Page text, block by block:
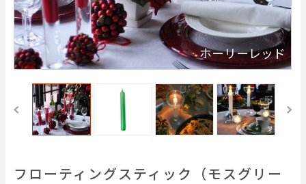
価格で探す
20000
～ 円
クリア OK
色で探す
ホーリーレッド
フローティングスティック（モスグリー